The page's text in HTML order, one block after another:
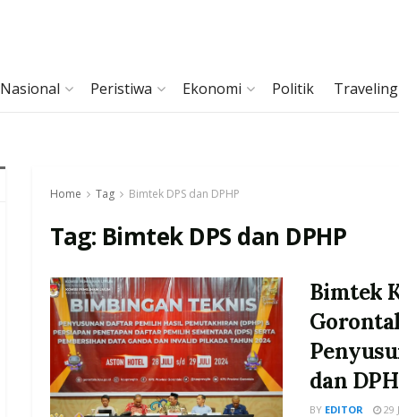
Nasional Peristiwa Ekonomi Politik Traveling
Home Tag Bimtek DPS dan DPHP
Tag: Bimtek DPS dan DPHP
Bimtek
dan
BY EDITOR 29